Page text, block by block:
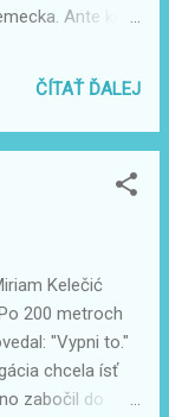
Ante kúpil
číslo tri
nevedel ako.
vedeli
ČÍTAŤ ĎALEJ
Kelečić
200 metroch
"Vypni to."
chcela ísť
zabočil do